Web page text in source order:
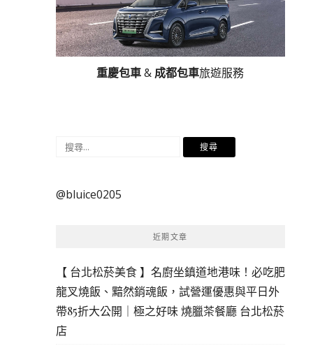
重慶包車& 成都包車旅遊服務
搜
鍵
@bluice0205
近期文章
【 台北松菸美食 】名廚坐鎮道地港味！必吃肥
龍叉燒飯、黯然銷魂飯，試營運優惠與平日外
帶85折大公開｜極之好味 燒臘茶餐廳 台北松菸
店